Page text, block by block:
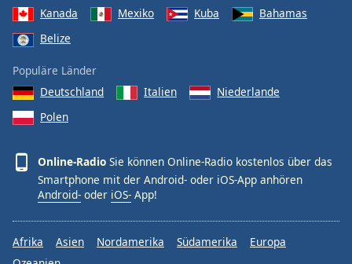
Kanada
Mexiko Kuba
Bahamas
Belize
Populäre Länder
Deutschland
Italien
Niederlande
Polen
Online-Radio Sie können Online-Radio kostenlos über das
Smartphone mit der Android- oder iOS-App anhören
Android- oder iOS- App!
Afrika Asien Nordamerika Südamerika
Europa